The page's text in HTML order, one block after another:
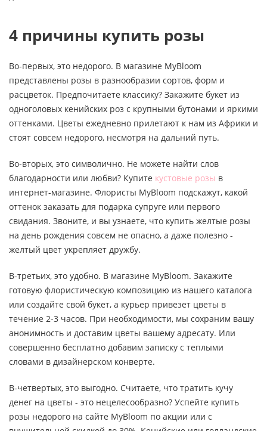
4 причины купить розы
Во-первых, это недорого. В магазине MyBloom
представлены розы в разнообразии сортов, форм и
расцветок. Предпочитаете классику? Закажите букет из
одноголовых кенийских роз с крупными бутонами и яркими
оттенками. Цветы ежедневно прилетают к нам из Африки и
стоят совсем недорого, несмотря на дальний путь.
Во-вторых, это символично. Не можете найти слов
благодарности или любви? Купите кустовые розы в
интернет-магазине. Флористы MyBloom подскажут, какой
оттенок заказать для подарка супруге или первого
свидания. Звоните, и вы узнаете, что купить желтые розы
на день рождения совсем не опасно, а даже полезно -
желтый цвет укрепляет дружбу.
В-третьих, это удобно. В магазине MyBloom. Закажите
готовую флористическую композицию из нашего каталога
или создайте свой букет, а курьер привезет цветы в
течение 2-3 часов. При необходимости, мы сохраним вашу
анонимность и доставим цветы вашему адресату. Или
совершенно бесплатно добавим записку с теплыми
словами в дизайнерском конверте.
В-четвертых, это выгодно. Считаете, что тратить кучу
денег на цветы - это нецелесообразно? Успейте купить
розы недорого на сайте MyBloom по акции или с